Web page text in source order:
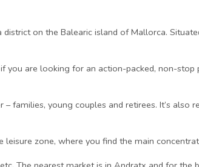
on the Balearic island of Mallorca.
are looking for an action-packed, non-
families, young couples and retirees. It’s also
zone, where you find the main